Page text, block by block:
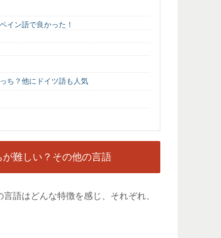
イン語で良かった！
ち？他にドイツ語も人気
難しい？その他の言語
語はどんな特徴を感じ、それぞれ、